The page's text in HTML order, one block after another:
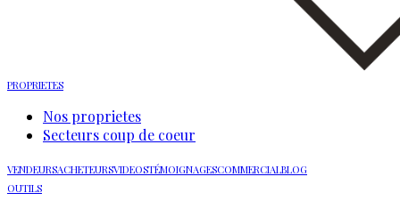
PROPRIETES
Nos proprietes
Secteurs coup de coeur
VENDEURSACHETEURSVIDEOSTÉMOIGNAGESCOMMERCIALBLOG
OUTILS